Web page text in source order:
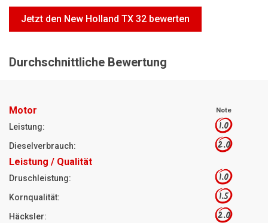
Hoflader
Jetzt den New Holland TX 32 bewerten
Durchschnittliche Bewertung
Motor Note
Leistung: 1.0
Dieselverbrauch: 2.0
Leistung / Qualität
Druschleistung: 1.0
Kornqualität: 1.5
Häcksler: 2.0